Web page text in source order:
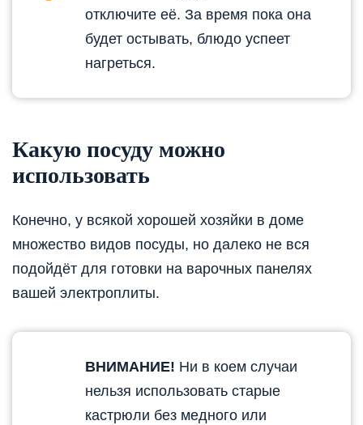
отключите её. За время пока она
будет остывать, блюдо успеет
нагреться.
Какую посуду можно
использовать
Конечно, у всякой хорошей хозяйки в доме
множество видов посуды, но далеко не вся
подойдёт для готовки на варочных панелях
вашей электроплиты.
ВНИМАНИЕ! Ни в коем случаи
нельзя использовать старые
кастрюли без медного или